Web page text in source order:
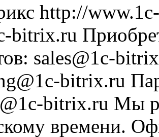
http://
bitrix.ru
: sales@1c-
bitrix.ru
bitrix.ru Мы
времени.